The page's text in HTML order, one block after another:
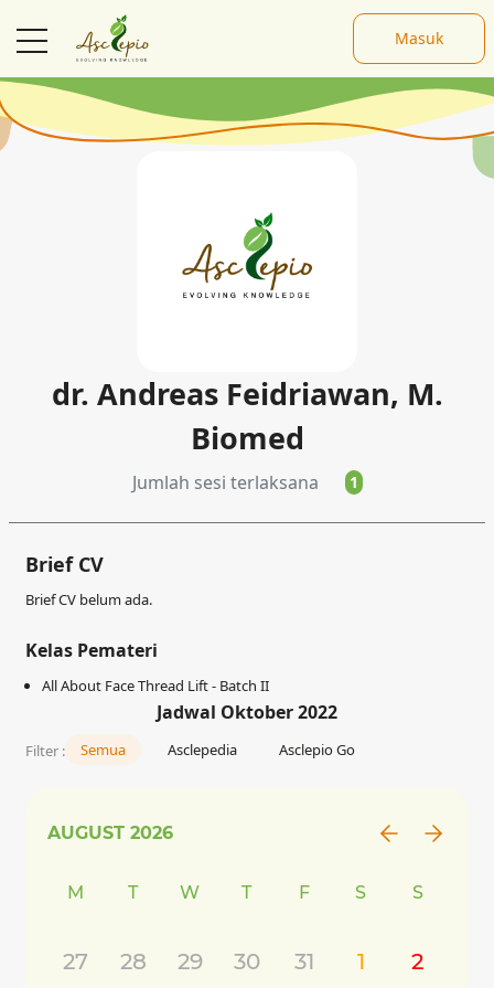
Masuk
dr. Andreas Feidriawan, M.
Biomed
Jumlah sesi terlaksana 1
Brief CV
Brief CV belum ada.
Kelas Pemateri
All About Face Thread Lift - Batch II
Jadwal Oktober 2022
AUGUST 2026
M T W T F S S
27 28 29 30 31 1 2
Filter : Semua Asclepedia Asclepio Go